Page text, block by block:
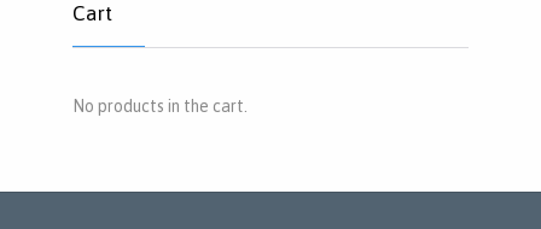
Cart
No products in the cart.